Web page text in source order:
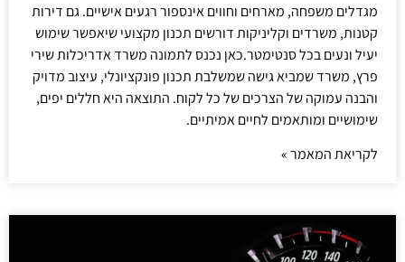
מגדלים משפחה, מארחים וחווים אינספור רגעים אישיים. גם דירות
קטנות, משרדים וקליניקות דורשים תכנון מקצועי שיאפשר שימוש
יעיל ונעים בכל סנטימטר.כאן נכנס לתמונה משרד אדריכלות שירי
פרץ, משרד שמביא גישה שמשלבת תכנון פונקציונלי, עיצוב מדויק
והבנה עמוקה של הצרכים של כל לקוח. התוצאה היא חללים יפים,
שימושיים ומותאמים לחיים אמיתיים.
לקריאת המאמר »